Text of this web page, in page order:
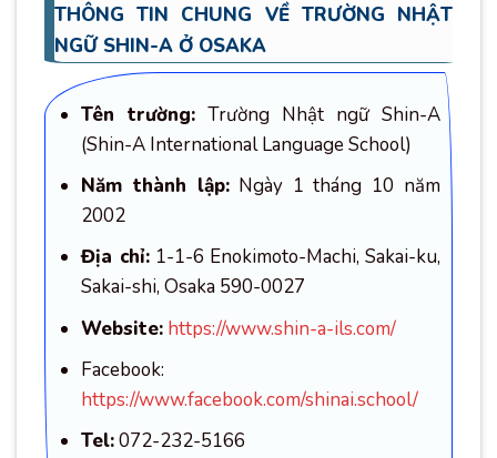
THÔNG TIN CHUNG VỀ TRƯỜNG NHẬT
NGỮ SHIN-A Ở OSAKA
Tên trường: Trường Nhật ngữ Shin-A
(Shin-A International Language School)
Năm thành lập:Ngày 1 tháng 10 năm
2002
Địa chỉ:1-1-6 Enokimoto-Machi, Sakai-ku,
Sakai-shi, Osaka 590-0027
Website: https://www.shin-a-ils.com/
Facebook:
https://www.facebook.com/shinai.school/
Tel:072-232-5166